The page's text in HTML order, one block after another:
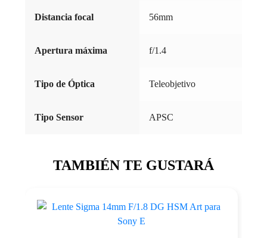
Distancia focal 56mm
Apertura máxima f/1.4
Tipo de Óptica Teleobjetivo
Tipo Sensor APSC
TAMBIÉN TE GUSTARÁ